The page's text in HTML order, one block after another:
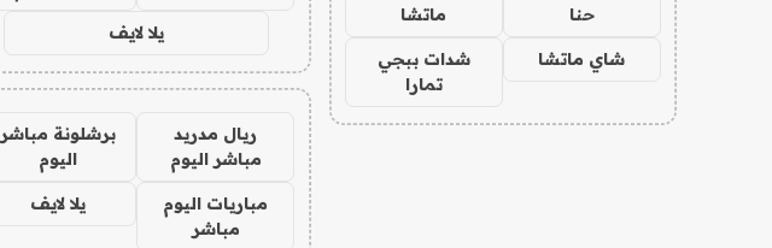
حنا ماتشا
شاي ماتشا
شدات ببجي
تمارا
يلا لايف
ريال مدريد
مباشر اليوم
برشلونة مباشر
اليوم
مباريات اليوم
مباشر
يلا لايف